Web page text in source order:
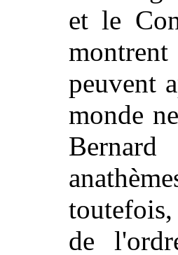
et le
peuvent
monde
Bernard
toutefois,
de